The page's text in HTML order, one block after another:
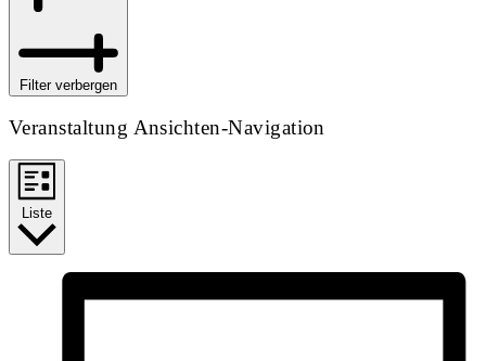
Filter verbergen
Veranstaltung Ansichten-Navigation
Liste